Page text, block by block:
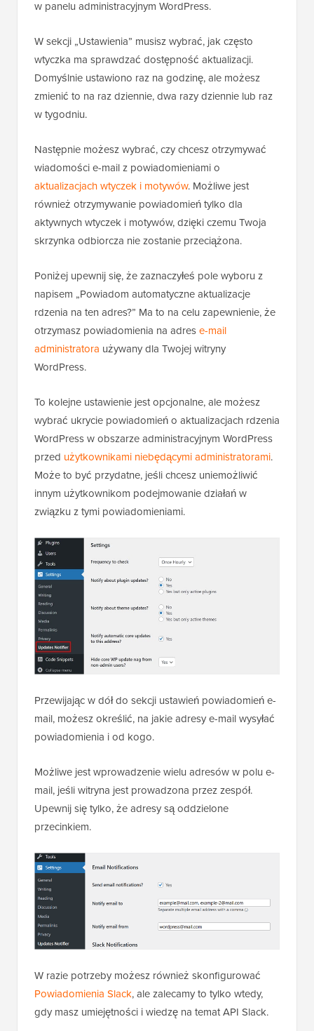
w panelu administracyjnym WordPress.
W sekcji „Ustawienia” musisz wybrać, jak często
wtyczka ma sprawdzać dostępność aktualizacji.
Domyślnie ustawiono raz na godzinę, ale możesz
zmienić to na raz dziennie, dwa razy dziennie lub raz
w tygodniu.
Następnie możesz wybrać, czy chcesz otrzymywać
wiadomości e-mail z powiadomieniami o
aktualizacjach wtyczek i motywów. Możliwe jest
również otrzymywanie powiadomień tylko dla
aktywnych wtyczek i motywów, dzięki czemu Twoja
skrzynka odbiorcza nie zostanie przeciążona.
Poniżej upewnij się, że zaznaczyłeś pole wyboru z
napisem „Powiadom automatyczne aktualizacje
rdzenia na ten adres?” Ma to na celu zapewnienie, że
otrzymasz powiadomienia na adrese-mail
administratora używany dla Twojej witryny
WordPress.
To kolejne ustawienie jest opcjonalne, ale możesz
wybrać ukrycie powiadomień o aktualizacjach rdzenia
WordPress w obszarze administracyjnym WordPress
przed użytkownikami niebędącymi administratorami.
Może to być przydatne, jeśli chcesz uniemożliwić
innym użytkownikom podejmowanie działań w
związku z tymi powiadomieniami.
Przewijając w dół do sekcji ustawień powiadomień e-
mail, możesz określić, na jakie adresy e-mail wysyłać
powiadomienia i od kogo.
Możliwe jest wprowadzenie wielu adresów w polu e-
mail, jeśli witryna jest prowadzona przez zespół.
Upewnij się tylko, że adresy są oddzielone
przecinkiem.
W razie potrzeby możesz również skonfigurować
Powiadomienia Slack, ale zalecamy to tylko wtedy,
gdy masz umiejętności i wiedzę na temat API Slack.